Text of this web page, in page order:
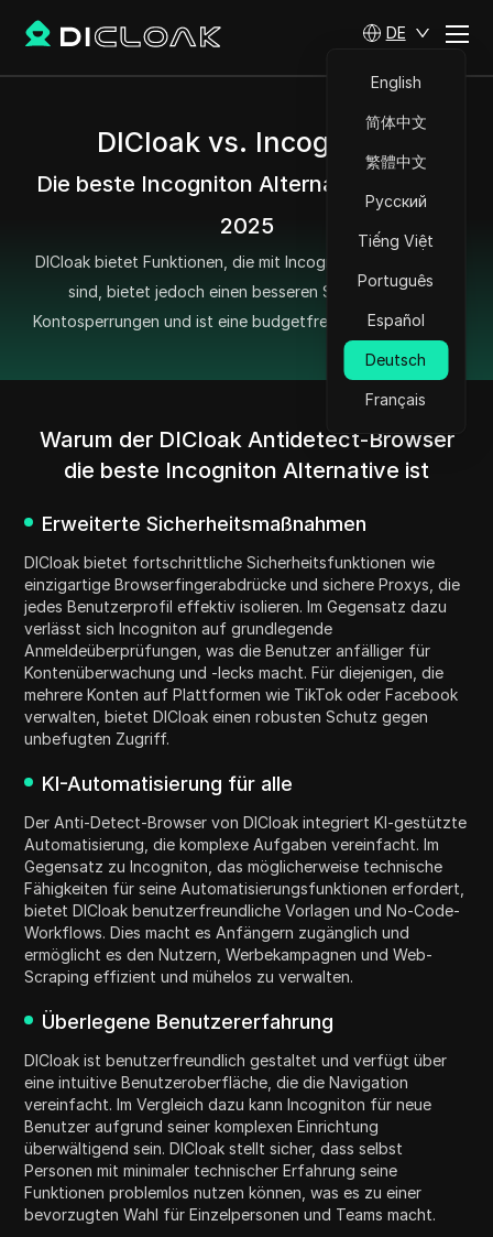
DE
English
简体中文
繁體中文
Русский
Tiếng Việt
Português
Español
Deutsch
Français
DICloak vs. Incogniton
Die beste Incogniton Alternative im Jahr
2025
DICloak bietet Funktionen, die mit Incogniton vergleichbar
sind, bietet jedoch einen besseren Schutz gegen
Kontosperrungen und ist eine budgetfreundlichere Option.
Warum der DICloak Antidetect-Browser
die beste Incogniton Alternative ist
Erweiterte Sicherheitsmaßnahmen
DICloak bietet fortschrittliche Sicherheitsfunktionen wie
einzigartige Browserfingerabdrücke und sichere Proxys, die
jedes Benutzerprofil effektiv isolieren. Im Gegensatz dazu
verlässt sich Incogniton auf grundlegende
Anmeldeüberprüfungen, was die Benutzer anfälliger für
Kontenüberwachung und -lecks macht. Für diejenigen, die
mehrere Konten auf Plattformen wie TikTok oder Facebook
verwalten, bietet DICloak einen robusten Schutz gegen
unbefugten Zugriff.
KI-Automatisierung für alle
Der Anti-Detect-Browser von DICloak integriert KI-gestützte
Automatisierung, die komplexe Aufgaben vereinfacht. Im
Gegensatz zu Incogniton, das möglicherweise technische
Fähigkeiten für seine Automatisierungsfunktionen erfordert,
bietet DICloak benutzerfreundliche Vorlagen und No-Code-
Workflows. Dies macht es Anfängern zugänglich und
ermöglicht es den Nutzern, Werbekampagnen und Web-
Scraping effizient und mühelos zu verwalten.
Überlegene Benutzererfahrung
DICloak ist benutzerfreundlich gestaltet und verfügt über
eine intuitive Benutzeroberfläche, die die Navigation
vereinfacht. Im Vergleich dazu kann Incogniton für neue
Benutzer aufgrund seiner komplexen Einrichtung
überwältigend sein. DICloak stellt sicher, dass selbst
Personen mit minimaler technischer Erfahrung seine
Funktionen problemlos nutzen können, was es zu einer
bevorzugten Wahl für Einzelpersonen und Teams macht.